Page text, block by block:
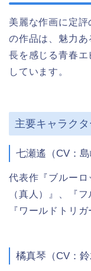
美麗な作画に定
の作品は、魅力
長を感じる青春
しています。
主要キャラク
七瀬遙（CV：島
代表作『ブルー
（真人）』、『
『ワールドトリ
橘真琴（CV：鈴